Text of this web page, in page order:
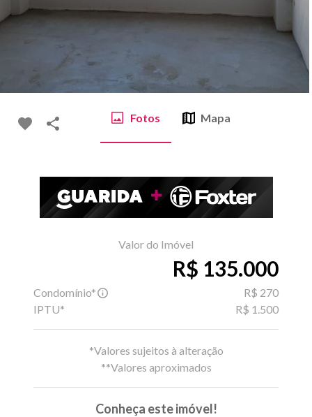
Fotos Mapa
Valor do Imóvel
R$ 135.000
Condomínio*
R$ 270
IPTU*
R$ 1.500
*Valores sujeitos à alteração
**Valores aproximados
Conheça este imóvel!